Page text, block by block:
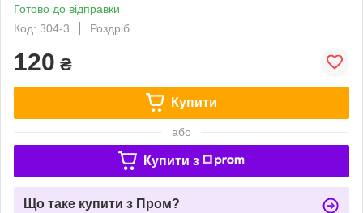
Готово до відправки
Код: 304-3
Роздріб
120 ₴
Купити
або
Купити з
Що таке купити з Пром?